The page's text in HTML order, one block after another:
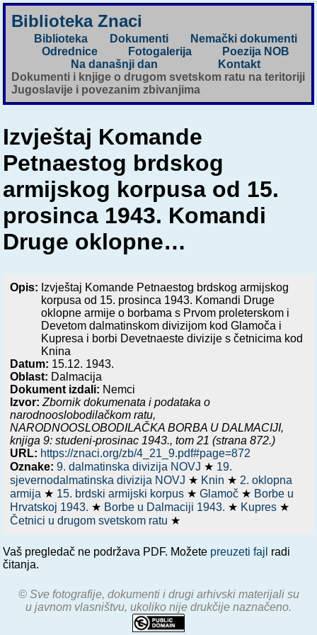
Biblioteka Znaci
Biblioteka Dokumenti
Nemački dokumenti
Odrednice
Fotogalerija
Poezija NOB
Na današnji dan
Kontakt
Dokumenti i knjige o drugom svetskom ratu na teritoriji
Jugoslavije i povezanim zbivanjima
Izvještaj Komande
Petnaestog brdskog
armijskog korpusa od 15.
prosinca 1943. Komandi
Druge oklopne…
Opis: Izvještaj Komande Petnaestog brdskog armijskog
korpusa od 15. prosinca 1943. Komandi Druge
oklopne armije o borbama s Prvom proleterskom i
Devetom dalmatinskom divizijom kod Glamoča i
Kupresa i borbi Devetnaeste divizije s četnicima kod
Knina
Datum: 15.12. 1943.
Oblast: Dalmacija
Dokument izdali: Nemci
Izvor: Zbornik dokumenata i podataka o
narodnooslobodilačkom ratu,
NARODNOOSLOBODILAČKA BORBA U DALMACIJI,
knjiga 9: studeni-prosinac 1943., tom 21 (strana 872.)
URL: https://znaci.org/zb/4_21_9.pdf#page=872
Oznake:9. dalmatinska divizija NOVJ ★ 19.
sjevernodalmatinska divizija NOVJ ★ Knin ★ 2. oklopna
armija ★ 15. brdski armijski korpus ★Glamoč ★ Borbe u
Hrvatskoj 1943. ★ Borbe u Dalmaciji 1943. ★ Kupres ★
Četnici u drugom svetskom ratu ★
Vaš pregledač ne podržava PDF. Možete preuzeti fajl radi
čitanja.
© Sve fotografije, dokumenti i drugi arhivski materijali su
u javnom vlasništvu, ukoliko nije drukčije naznačeno.